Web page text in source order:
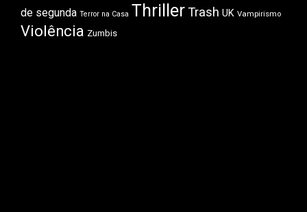
de segunda Terror na Casa ThrillerTrash UK Vampirismo
Violência Zumbis